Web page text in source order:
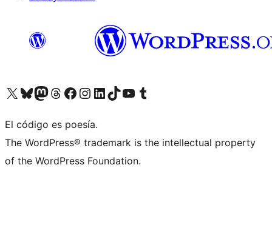
Visita nuestra cuenta de X (anteriormente Twitter)
Visita nuestra cuenta de Bluesky
Visita nuestra cuenta de Mastodon
Visita nuestra cuenta de Threads
Visita nuestra página de Facebook
Visita nuestra cuenta de Instagram
Visita nuestra cuenta de LinkedIn
Visita nuestra cuenta de TikTok
Visita nuestro canal de YouTube
Visita nuestra cuenta de Tumblr
El código es poesía.
The WordPress® trademark is the intellectual property
of the WordPress Foundation.